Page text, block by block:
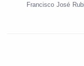
Francisco José